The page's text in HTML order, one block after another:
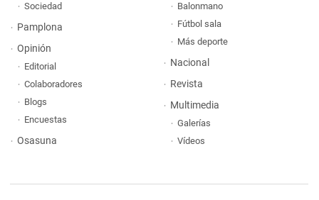
Sociedad
Pamplona
Opinión
Editorial
Colaboradores
Blogs
Encuestas
Osasuna
Balonmano
Fútbol sala
Más deporte
Nacional
Revista
Multimedia
Galerías
Vídeos